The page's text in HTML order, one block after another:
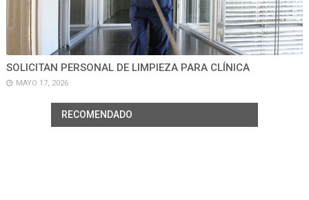
SOLICITAN PERSONAL DE LIMPIEZA PARA CLÍNICA
MAYO 17, 2026
RECOMENDADO